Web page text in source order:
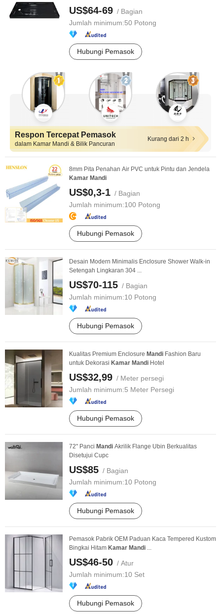
US$64-69 / Bagian
Jumlah minimum:50 Potong
Hubungi Pemasok
Respon Tercepat Pemasok
dalam Kamar Mandi & Bilik Pancuran
Kurang dari 2 h
8mm Pita Penahan Air PVC untuk Pintu dan Jendela
Kamar Mandi
US$0,3-1 / Bagian
Jumlah minimum:100 Potong
Hubungi Pemasok
Desain Modern Minimalis Enclosure Shower Walk-in
Setengah Lingkaran 304 ...
US$70-115 / Bagian
Jumlah minimum:10 Potong
Hubungi Pemasok
Kualitas Premium Enclosure Mandi Fashion Baru
untuk Dekorasi Kamar Mandi Hotel
US$32,99 / Meter persegi
Jumlah minimum:5 Meter Persegi
Hubungi Pemasok
72" Panci Mandi Akrilik Flange Ubin Berkualitas
Disetujui Cupc
US$85 / Bagian
Jumlah minimum:10 Potong
Hubungi Pemasok
Pemasok Pabrik OEM Paduan Kaca Tempered Kustom
Bingkai Hitam Kamar Mandi ...
US$46-50 / Atur
Jumlah minimum:10 Set
Hubungi Pemasok